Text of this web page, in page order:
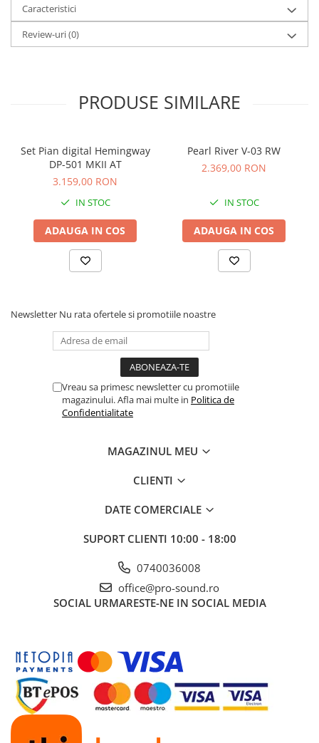
Masini de fum si ceata
Mixere DMX
Moving Head-uri
Scene şi Ring-uri de Dans
Chitare si bass
Claviaturi
Instrumente cu arcus
Instrumente de percutie
Instrumente de suflat
Instrumente si jucarii pentru copii
Instrumente traditionale
DJ
Accesorii DJ
Accesorii Pick-up si Vinyl
CD Playere DJ
Cabluri si conectori
Cabluri adaptoare, cabluri Y
Cabluri de boxe
Cabluri DMX
Cabluri la metru
Cabluri MIDI si audio digitale
Cabluri multicore
Conectori
Caracteristici
Review-uri(0)
PRODUSE SIMILARE
Set Pian digital Hemingway
DP-501 MKII AT
3.159,00 RON
IN STOC
ADAUGA IN COS
Pearl River V-03 RW
2.369,00 RON
IN STOC
ADAUGA IN COS
Newsletter Nu rata ofertele si promotiile noastre
Vreau sa primesc newsletter cu promotiile
magazinului. Afla mai multe in Politica de
Confidentialitate
MAGAZINUL MEU
CLIENTI
DATE COMERCIALE
SUPORT CLIENTI 10:00 - 18:00
0740036008
office@pro-sound.ro
SOCIAL URMARESTE-NE IN SOCIAL MEDIA